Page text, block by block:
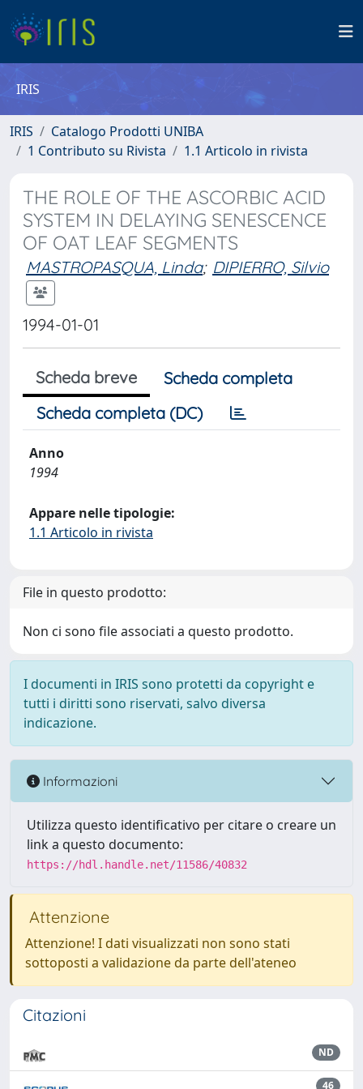
IRIS
IRIS
Catalogo Prodotti UNIBA
1 Contributo su Rivista
1.1 Articolo in rivista
THE ROLE OF THE ASCORBIC ACID
SYSTEM IN DELAYING SENESCENCE
OF OAT LEAF SEGMENTS
MASTROPASQUA, Linda; DIPIERRO, Silvio
1994-01-01
Scheda breve
Scheda completa
Scheda completa (DC)
Anno
1994
Appare nelle tipologie:
1.1 Articolo in rivista
File in questo prodotto:
Non ci sono file associati a questo prodotto.
I documenti in IRIS sono protetti da copyright e
tutti i diritti sono riservati, salvo diversa
indicazione.
Informazioni
Utilizza questo identificativo per citare o creare un
link a questo documento:
https://hdl.handle.net/11586/40832
Attenzione
Attenzione! I dati visualizzati non sono stati
sottoposti a validazione da parte dell'ateneo
Citazioni
ND
46